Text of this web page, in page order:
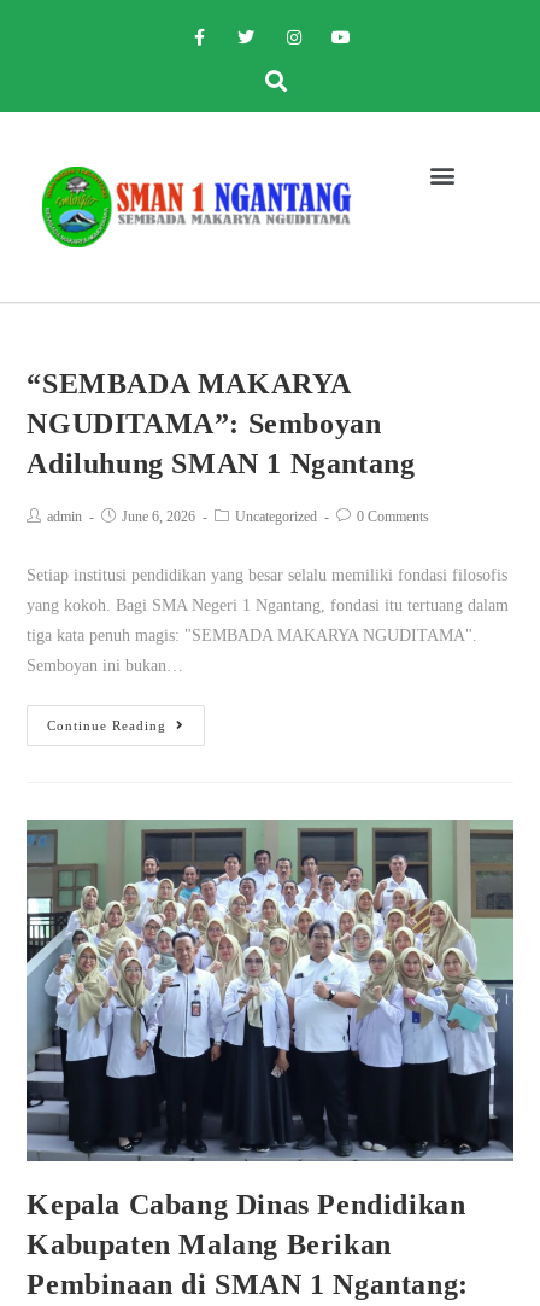
“SEMBADA MAKARYA
NGUDITAMA”: Semboyan
Adiluhung SMAN 1 Ngantang
admin June 6, 2026 Uncategorized 0 Comments
Setiap institusi pendidikan yang besar selalu memiliki fondasi filosofis
yang kokoh. Bagi SMA Negeri 1 Ngantang, fondasi itu tertuang dalam
tiga kata penuh magis: "SEMBADA MAKARYA NGUDITAMA".
Semboyan ini bukan…
Continue Reading
Kepala Cabang Dinas Pendidikan
Kabupaten Malang Berikan
Pembinaan di SMAN 1 Ngantang: